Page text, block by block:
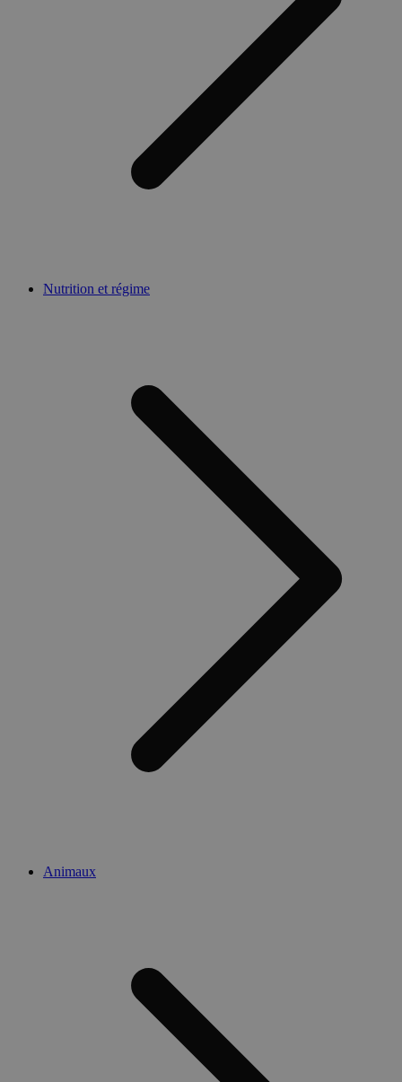
Nutrition et régime
Animaux